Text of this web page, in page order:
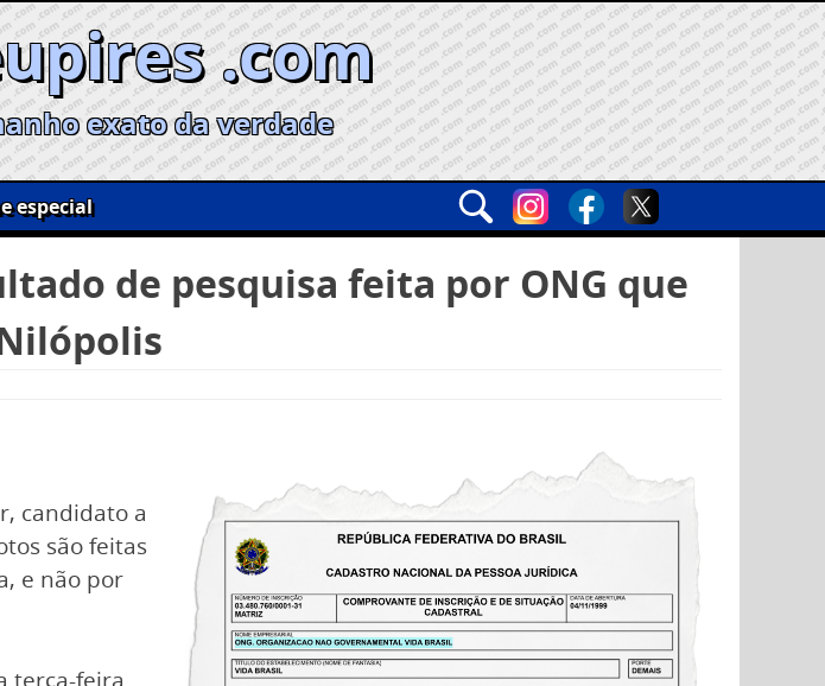
.com
exato da verdade
especial
de pesquisa feita por ONG que
candidato a
são feitas
e não por
terça-feira